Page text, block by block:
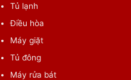
Tủ lạnh
Điều hòa
Máy giặt
Tủ đông
Máy rửa bát